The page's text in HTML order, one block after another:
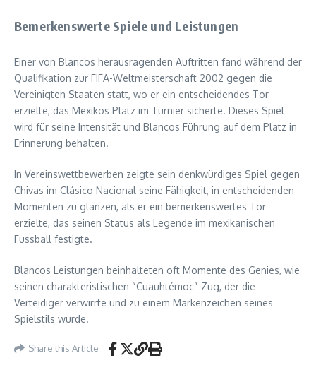
Bemerkenswerte Spiele und Leistungen
Einer von Blancos herausragenden Auftritten fand während der
Qualifikation zur FIFA-Weltmeisterschaft 2002 gegen die
Vereinigten Staaten statt, wo er ein entscheidendes Tor
erzielte, das Mexikos Platz im Turnier sicherte. Dieses Spiel
wird für seine Intensität und Blancos Führung auf dem Platz in
Erinnerung behalten.
In Vereinswettbewerben zeigte sein denkwürdiges Spiel gegen
Chivas im Clásico Nacional seine Fähigkeit, in entscheidenden
Momenten zu glänzen, als er ein bemerkenswertes Tor
erzielte, das seinen Status als Legende im mexikanischen
Fussball festigte.
Blancos Leistungen beinhalteten oft Momente des Genies, wie
seinen charakteristischen “Cuauhtémoc”-Zug, der die
Verteidiger verwirrte und zu einem Markenzeichen seines
Spielstils wurde.
Share this Article